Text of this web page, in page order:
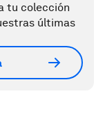
tu colección
últimas